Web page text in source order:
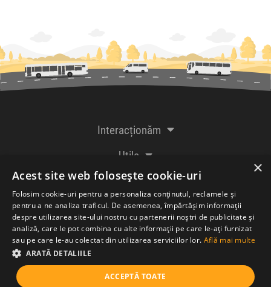
Interacționăm
Utile
De la creatorii
Acceptăm plăți cu
×
Acest site web folosește cookie-uri
Folosim cookie-uri pentru a personaliza conținutul, reclamele și
pentru a ne analiza traficul. De asemenea, împărtășim informații
despre utilizarea site-ului nostru cu partenerii noștri de publicitate și
analiză, care le pot combina cu alte informații pe care le-ați furnizat
sau pe care le-au colectat din utilizarea serviciilor lor. Află mai multe
ARATĂ DETALIILE
ACCEPTĂ TOATE